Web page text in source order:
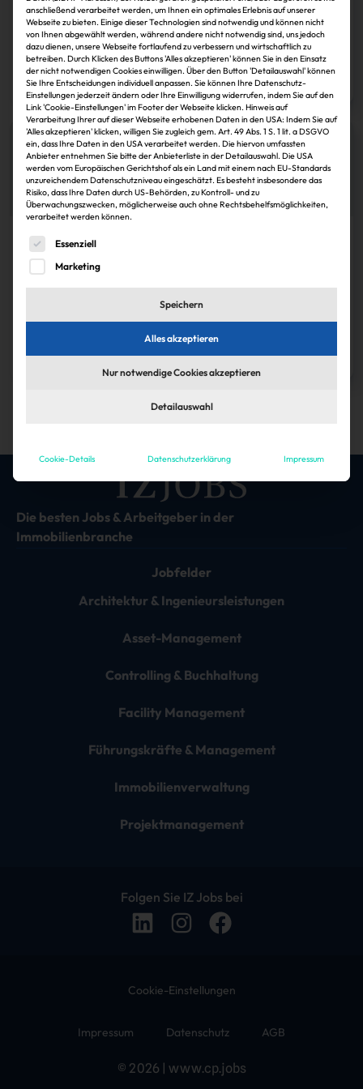
Vorstand des Bauunternehmens Ed. Züblin. Ulrich Weinmann macht den
Platz frei, er widmet sich künftig unter der Flagge des Strabag-Konzerns
dem australischen Markt.
Anke Pipke 30.11.2024
Zum Artikel
Köpfe
Markus Landgraf rückt in Züblin-Vorstand auf
die Aufgaben von Dr. Ulrich Klotz.
Zum Artikel
Die besten Jobs & Arbeitgeber in der
Immobilienbranche
Jobfelder
Architektur & Ingenieursleistungen
Asset-Management
Controlling & Buchhaltung
Facility Management
Führungskräfte & Management
Immobilienverwaltung
Projektmanagement
Folgen Sie IZ Jobs bei
Cookie-Einstellungen
Impressum Datenschutz AGB
© 2026 | www.cp.jobs
anschließend verarbeitet werden, um Ihnen ein optimales Erlebnis auf unserer
Webseite zu bieten. Einige dieser Technologien sind notwendig und können nicht
von Ihnen abgewählt werden, während andere nicht notwendig sind, uns jedoch
dazu dienen, unsere Webseite fortlaufend zu verbessern und wirtschaftlich zu
betreiben. Durch Klicken des Buttons 'Alles akzeptieren' können Sie in den Einsatz
der nicht notwendigen Cookies einwilligen. Über den Button 'Detailauswahl' können
Sie Ihre Entscheidungen individuell anpassen. Sie können Ihre Datenschutz-
Einstellungen jederzeit ändern oder Ihre Einwilligung widerrufen, indem Sie auf den
Link 'Cookie-Einstellungen' im Footer der Webseite klicken. Hinweis auf
Verarbeitung Ihrer auf dieser Webseite erhobenen Daten in den USA: Indem Sie auf
'Alles akzeptieren' klicken, willigen Sie zugleich gem. Art. 49 Abs. 1 S. 1 lit. a DSGVO
ein, dass Ihre Daten in den USA verarbeitet werden. Die hiervon umfassten
Anbieter entnehmen Sie bitte der Anbieterliste in der Detailauswahl. Die USA
werden vom Europäischen Gerichtshof als ein Land mit einem nach EU-Standards
unzureichendem Datenschutzniveau eingeschätzt. Es besteht insbesondere das
Risiko, dass Ihre Daten durch US-Behörden, zu Kontroll- und zu
Überwachungszwecken, möglicherweise auch ohne Rechtsbehelfsmöglichkeiten,
verarbeitet werden können.
Es folgt eine Liste der Service-Gruppen, für die eine
Essenziell
Marketing
Speichern
Alles akzeptieren
Nur notwendige Cookies akzeptieren
Detailauswahl
Cookie-Details Datenschutzerklärung Impressum